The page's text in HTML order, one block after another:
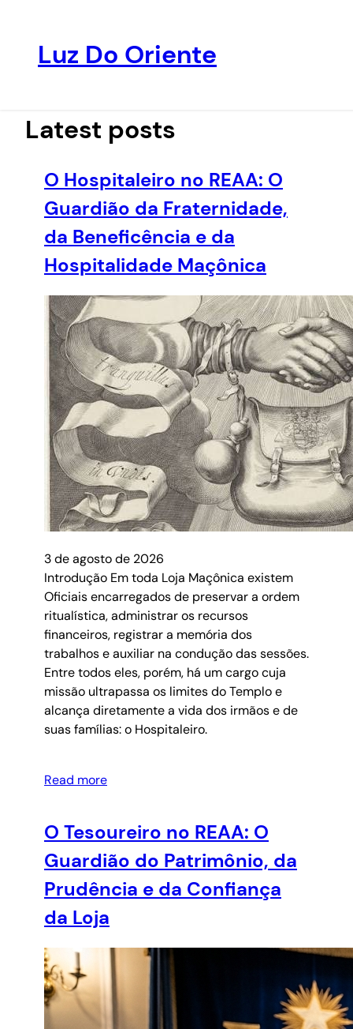
conteúdo
Luz Do Oriente
Latest posts
O Hospitaleiro no REAA: O
Guardião da Fraternidade,
da Beneficência e da
Hospitalidade Maçônica
3 de agosto de 2026
Introdução Em toda Loja Maçônica existem
Oficiais encarregados de preservar a ordem
ritualística, administrar os recursos
financeiros, registrar a memória dos
trabalhos e auxiliar na condução das sessões.
Entre todos eles, porém, há um cargo cuja
missão ultrapassa os limites do Templo e
alcança diretamente a vida dos irmãos e de
suas famílias: o Hospitaleiro.
Read more
O Tesoureiro no REAA: O
Guardião do Patrimônio, da
Prudência e da Confiança
da Loja